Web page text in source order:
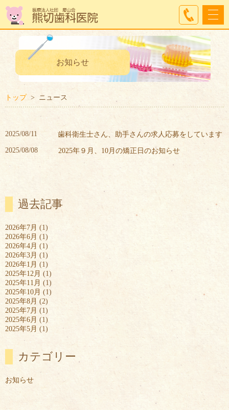
お知らせ
トップ ニュース
2025/08/11 歯科衛生士さん、助手さんの求人応募をしています
2025/08/08 2025年９月、10月の矯正日のお知らせ
過去記事
2026年7月 (1)
2026年6月 (1)
2026年4月 (1)
2026年3月 (1)
2026年1月 (1)
2025年12月 (1)
2025年11月 (1)
2025年10月 (1)
2025年8月 (2)
2025年7月 (1)
2025年6月 (1)
2025年5月 (1)
カテゴリー
お知らせ